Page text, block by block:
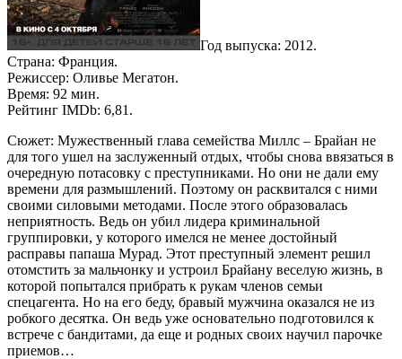
Год выпуска: 2012.
Страна: Франция.
Режиссер: Оливье Мегатон.
Время: 92 мин.
Рейтинг IMDb: 6,81.
Сюжет: Мужественный глава семейства Миллс – Брайан не
для того ушел на заслуженный отдых, чтобы снова ввязаться в
очередную потасовку с преступниками. Но они не дали ему
времени для размышлений. Поэтому он расквитался с ними
своими силовыми методами. После этого образовалась
неприятность. Ведь он убил лидера криминальной
группировки, у которого имелся не менее достойный
расправы папаша Мурад. Этот преступный элемент решил
отомстить за мальчонку и устроил Брайану веселую жизнь, в
которой попытался прибрать к рукам членов семьи
спецагента. Но на его беду, бравый мужчина оказался не из
робкого десятка. Он ведь уже основательно подготовился к
встрече с бандитами, да еще и родных своих научил парочке
приемов…